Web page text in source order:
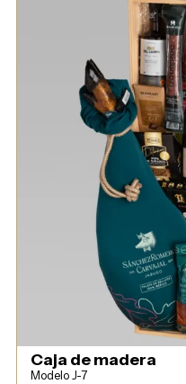
Caja de madera
Modelo J-7